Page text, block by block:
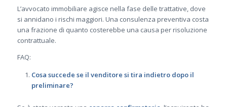
L’avvocato immobiliare agisce nella fase delle trattative, dove
si annidano i rischi maggiori. Una consulenza preventiva costa
una frazione di quanto costerebbe una causa per risoluzione
contrattuale.
FAQ:
Cosa succede se il venditore si tira indietro dopo il
preliminare?